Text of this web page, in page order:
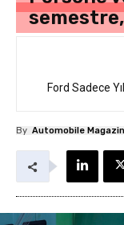
Ford Sadece
By Automobile